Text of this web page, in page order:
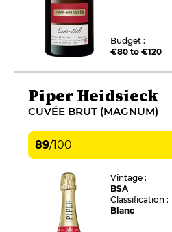
Budget :
€80 to €120
Piper Heidsieck
CUVÉE BRUT (MAGNUM)
89/100
Vintage :
BSA
Classification :
Blanc